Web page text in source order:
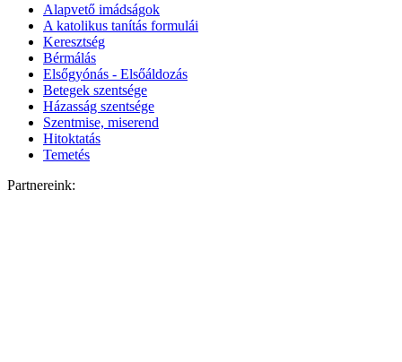
Alapvető imádságok
A katolikus tanítás formulái
Keresztség
Bérmálás
Elsőgyónás - Elsőáldozás
Betegek szentsége
Házasság szentsége
Szentmise, miserend
Hitoktatás
Temetés
Partnereink: